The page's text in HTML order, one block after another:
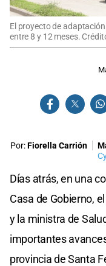
El proyecto de
entre 8 y 12 meses.
Por:Fiorella Carrión
Días atrás, en una
Casa de Gobierno,
y la ministra de
importantes
provincia de Santa